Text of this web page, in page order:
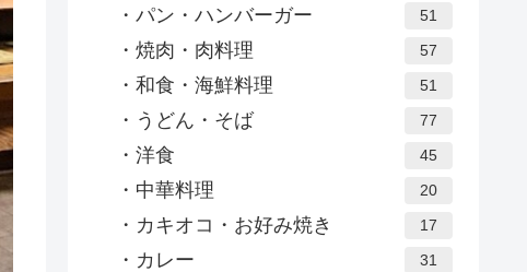
パン・ハンバーガー 51
焼肉・肉料理 57
和食・海鮮料理 51
うどん・そば 77
洋食 45
中華料理 20
カキオコ・お好み焼き 17
カレー 31